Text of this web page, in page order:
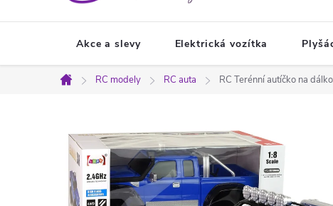
Akce a slevy Elektrická vozítka
Domů
RC modely RC auta RC Terénní autíčko na